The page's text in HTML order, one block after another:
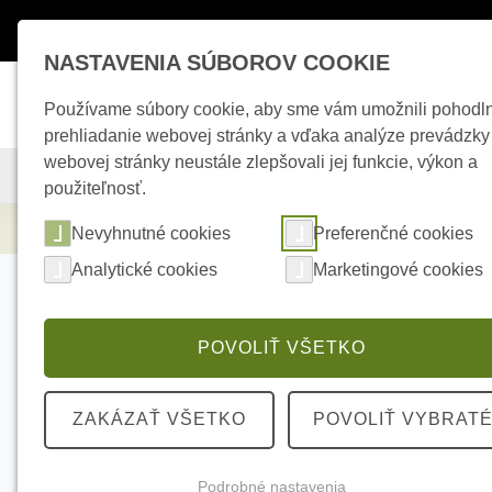
KAMEROVÉ SYSTÉMY ZABEZPEČOVACIE SYSTÉMY
Elektrické kúrenie MAX SWD306C LR
NASTAVENIA SÚBOROV COOKIE
Používame súbory cookie, aby sme vám umožnili
prehliadanie webovej stránky a vďaka analýze prevádzky
webovej stránky neustále zlepšovali jej funkcie, výkon a
použiteľnosť.
Nevyhnutné cookies
Preferenčné cookies
Analytické cookies
Marketingové cookies
POVOLIŤ VŠETKO
ZAKÁZAŤ VŠETKO POVOLIŤ VYBRATÉ
Podrobné nastavenia